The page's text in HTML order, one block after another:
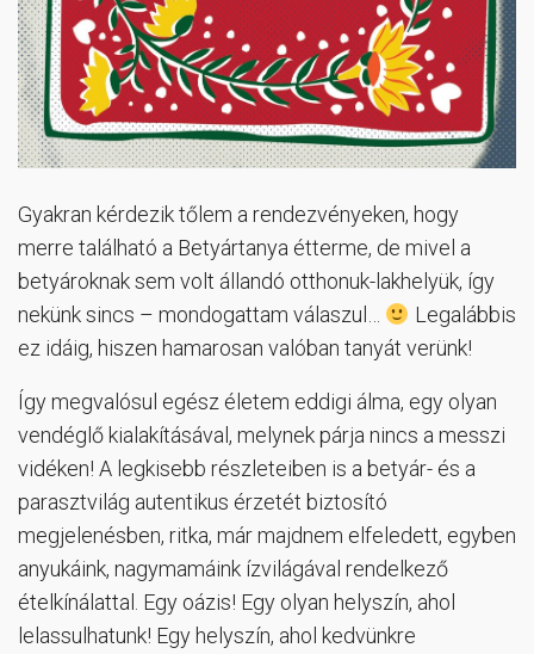
Gyakran kérdezik tőlem a rendezvényeken, hogy
merre található a Betyártanya étterme, de mivel a
betyároknak sem volt állandó otthonuk-lakhelyük, így
nekünk sincs – mondogattam válaszul…
Legalábbis
ez idáig, hiszen hamarosan valóban tanyát verünk!
Így megvalósul egész életem eddigi álma, egy olyan
vendéglő kialakításával, melynek párja nincs a messzi
vidéken! A legkisebb részleteiben is a betyár- és a
parasztvilág autentikus érzetét biztosító
megjelenésben, ritka, már majdnem elfeledett, egyben
anyukáink, nagymamáink ízvilágával rendelkező
ételkínálattal. Egy oázis! Egy olyan helyszín, ahol
lelassulhatunk! Egy helyszín, ahol kedvünkre